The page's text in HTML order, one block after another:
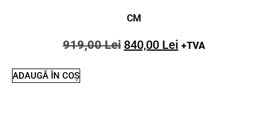
CM
919,00Lei 840,00 Lei +TVA
ADAUGĂ ÎN COȘ